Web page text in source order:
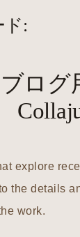
ド:
ログ
explore
the details
work.